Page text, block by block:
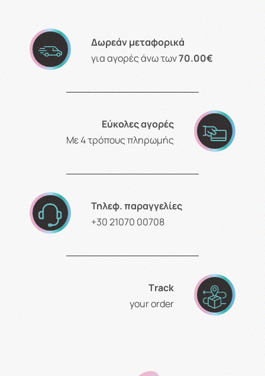
Δωρεάν μεταφορικά
για αγορές άνω των70.00€
Εύκολες αγορές
Με 4 τρόπους πληρωμής
Τηλεφ. παραγγελίες
+30 21070 00708
Τrack
your order